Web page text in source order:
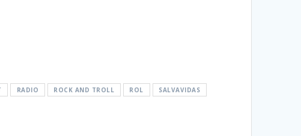
RADIO ROCK AND TROLL ROL
SALVAVIDAS